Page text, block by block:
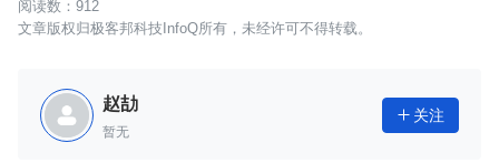
912
文章版权归极客邦科技InfoQ所有，未经许可不得转载。
赵劼
暂无
 关注